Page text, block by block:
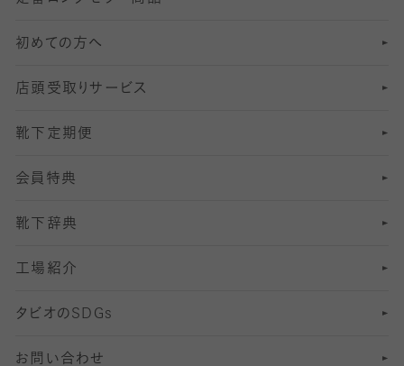
8分丈 レギンス
10分丈 レギンス
12分丈レギンス
13分丈レギンス
ロングホーズ
ヨガソックス・靴下
スポーツ用レッグウォーマー
SSサイズ（21～23cm）
Sサイズ（22～25cm）
Mサイズ（25～27cm）
Lサイズ（27～29cm）
冷えとり靴下
着圧・加圧タイツ
むくみ対策
足の疲れ対策
足の臭い対策
冷え対策
靴ずれ対策
快適な睡眠対策
初めての方へ
店頭受取りサービス
靴下定期便
会員特典
靴下辞典
工場紹介
タビオのSDGs
お問い合わせ